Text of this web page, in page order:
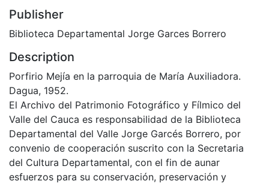
Publisher
Biblioteca Departamental Jorge Garces Borrero
Description
Porfirio Mejía en la parroquia de María Auxiliadora.
Dagua, 1952.
El Archivo del Patrimonio Fotográfico y Fílmico del
Valle del Cauca es responsabilidad de la Biblioteca
Departamental del Valle Jorge Garcés Borrero, por
convenio de cooperación suscrito con la Secretaria
del Cultura Departamental, con el fin de aunar
esfuerzos para su conservación, preservación y